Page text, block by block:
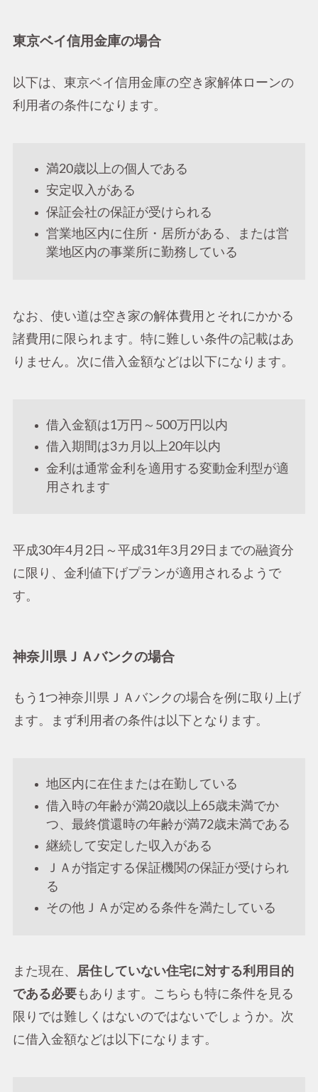
東京ベイ信用金庫の場合
以下は、東京ベイ信用金庫の空き家解体ローンの
利用者の条件になります。
満20歳以上の個人である
安定収入がある
保証会社の保証が受けられる
営業地区内に住所・居所がある、または営
業地区内の事業所に勤務している
なお、使い道は空き家の解体費用とそれにかかる
諸費用に限られます。特に難しい条件の記載はあ
りません。次に借入金額などは以下になります。
借入金額は1万円～500万円以内
借入期間は3カ月以上20年以内
金利は通常金利を適用する変動金利型が適
用されます
平成30年4月2日～平成31年3月29日までの融資分
に限り、金利値下げプランが適用されるようで
す。
神奈川県ＪＡバンクの場合
もう1つ神奈川県ＪＡバンクの場合を例に取り上げ
ます。まず利用者の条件は以下となります。
地区内に在住または在勤している
借入時の年齢が満20歳以上65歳未満でか
つ、最終償還時の年齢が満72歳未満である
継続して安定した収入がある
ＪＡが指定する保証機関の保証が受けられ
る
その他ＪＡが定める条件を満たしている
また現在、
居住していない住宅に対する利用目的
である必要もあります。こちらも特に条件を見る
限りでは難しくはないのではないでしょうか。次
に借入金額などは以下になります。